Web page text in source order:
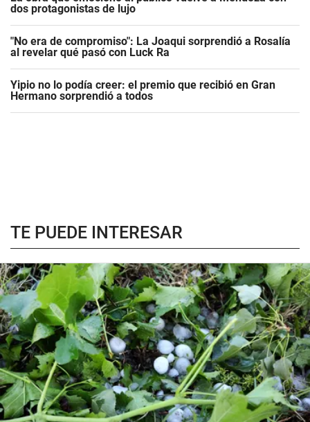
dos protagonistas de lujo
"No era de compromiso": La Joaqui sorprendió a Rosalía
al revelar qué pasó con Luck Ra
Yipio no lo podía creer: el premio que recibió en Gran
Hermano sorprendió a todos
TE PUEDE INTERESAR